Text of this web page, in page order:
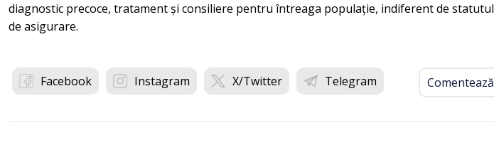
diagnostic precoce, tratament și consiliere pentru întreaga populație, indiferent de statutul
de asigurare.
Facebook Instagram X/Twitter Telegram Comentează